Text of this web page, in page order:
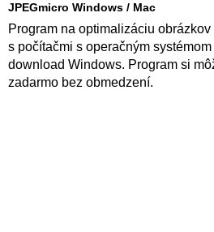
JPEGmicro Windows / Mac
Program na optimalizáciu
s počítačmi s operačným systémom
download Windows. Program si
zadarmo bez obmedzení.